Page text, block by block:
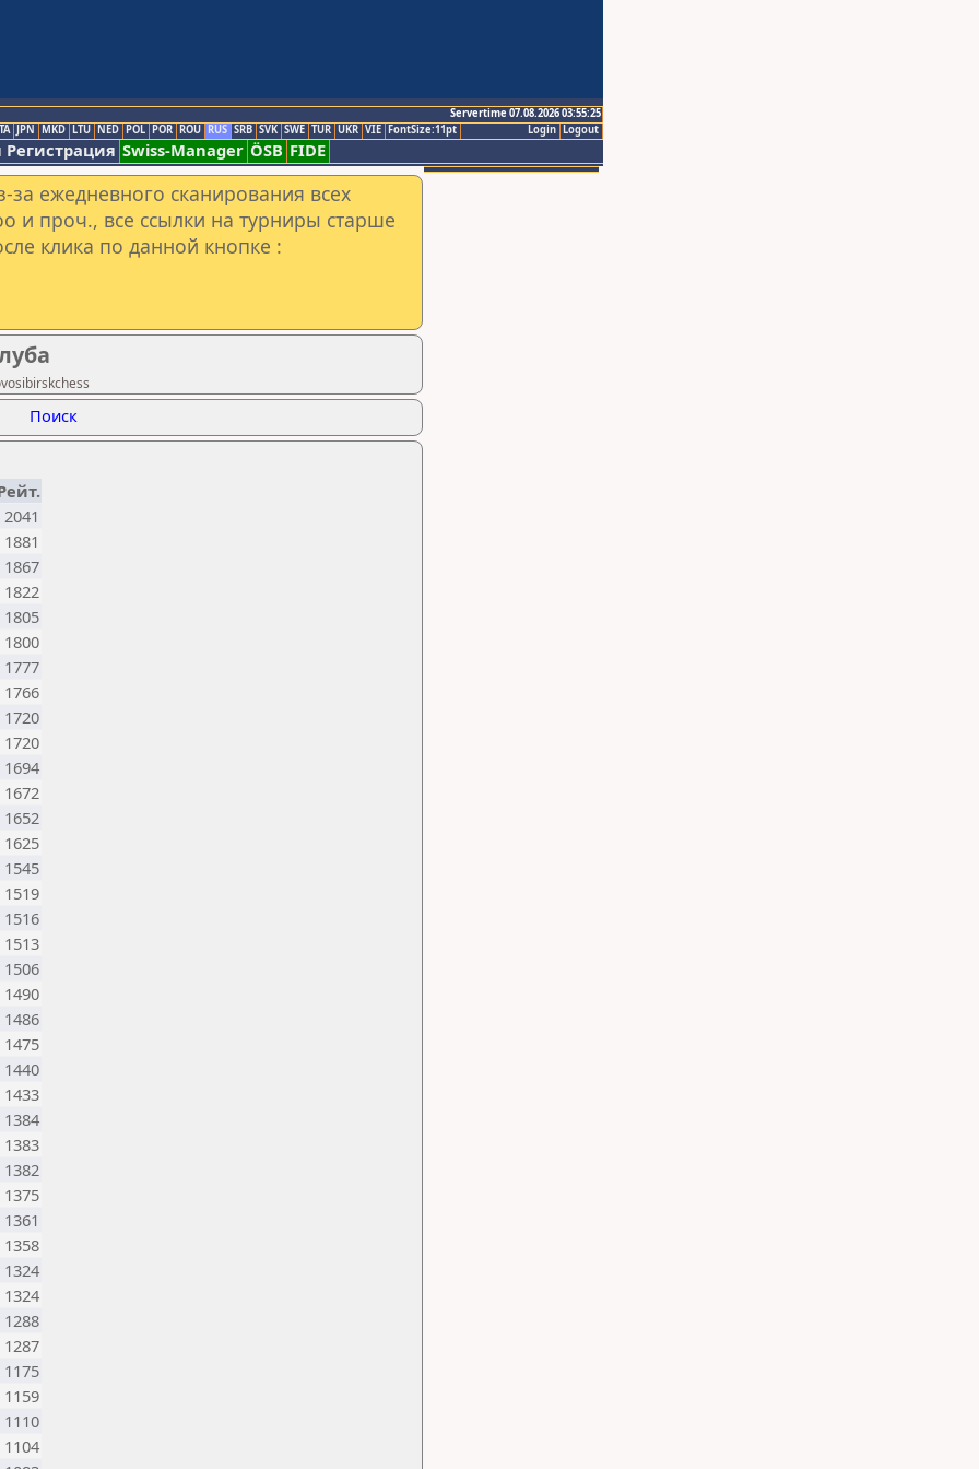
Servertime 07.08.2026 03:55:25
Logout
Login
JPN MKD LTU NED POL POR ROU RUS SRB SVK SWE TUR UKR VIE FontSize:11pt
Swiss-Manager ÖSB FIDE
ежедневного сканирования всех
и проч., все ссылки на турниры старше
клика по данной кнопке :
Поиск
2041
1881
1867
1822
1805
1800
1777
1766
1720
1720
1694
1672
1652
1625
1545
1519
1516
1513
1506
1490
1486
1475
1440
1433
1384
1383
1382
1375
1361
1358
1324
1324
1288
1287
1175
1159
1110
1104